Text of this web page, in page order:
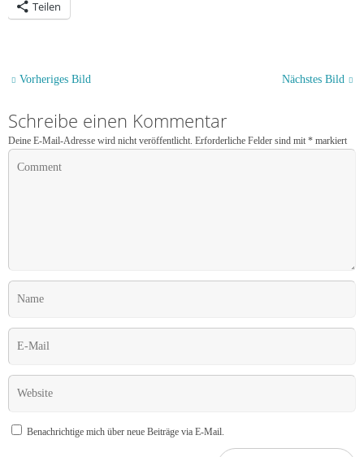
Teilen
Vorheriges Bild Nächstes Bild
Schreibe einen Kommentar
Deine E-Mail-Adresse wird nicht veröffentlicht. Erforderliche Felder sind mit * markiert
Benachrichtige mich über neue Beiträge via E-Mail.